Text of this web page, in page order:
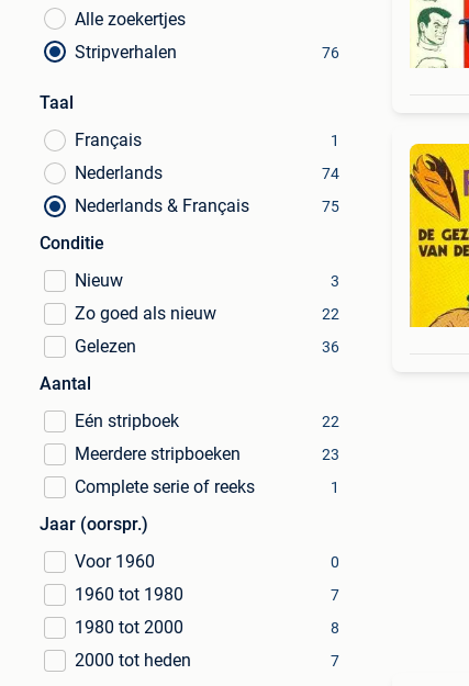
Alle zoekertjes
Stripverhalen
76
Taal
Français
1
Nederlands 74
Nederlands & Français 75
Conditie
Nieuw
3
Zo goed als nieuw 22
Gelezen 36
Aantal
Eén stripboek
22
Meerdere stripboeken 23
Complete serie of reeks 1
Jaar (oorspr.)
Voor 1960
0
1960 tot 1980 7
1980 tot 2000 8
2000 tot heden 7